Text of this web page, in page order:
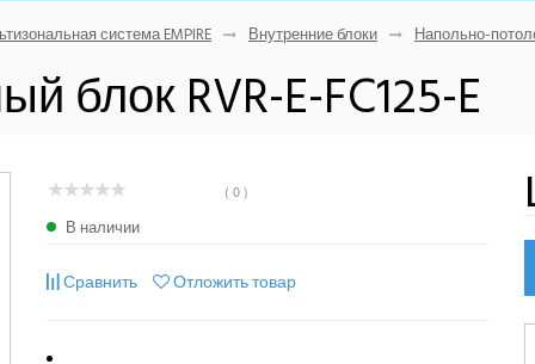
система EMPIRE Внутренние блоки Напольно-
блок RVR-E-FC125-E
( 0 )
В наличии
Сравнить Отложить товар